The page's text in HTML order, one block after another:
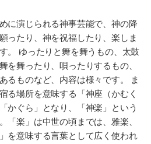
に演じられる神事芸能で、神の降
ったり、神を祝福したり、楽しま
。 ゆったりと舞を舞うもの、太鼓
を舞ったり、唄ったりするもの、
るものなど、内容は様々です。 ま
る場所を意味する「神座（かむく
かぐら」となり、「神楽」という
「楽」は中世の頃までは、雅楽、
を意味する言葉として広く使われ